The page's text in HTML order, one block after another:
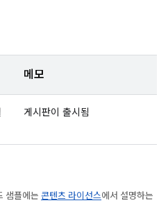
메모
게시판이 출시됨
샘플에는 콘텐츠 라이선스에서 설명하는